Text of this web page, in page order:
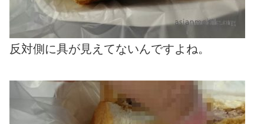
反対側に具が見えてないんですよね。